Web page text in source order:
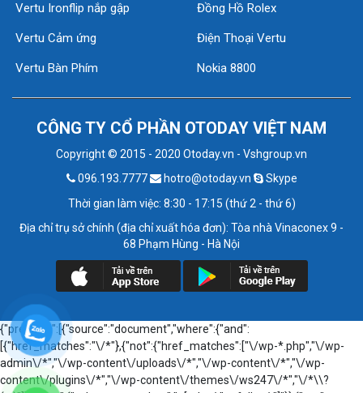
Vertu Ironflip nắp gập
Vertu Cảm ứng
Vertu Bàn Phím
Đồng Hồ Rolex
Điện Thoại Vertu
Nokia 8800
CÔNG TY CỔ PHẦN OTODAY VIỆT NAM
Copyright © 2015 - 2020 Otoday.vn - Vshgroup.vn
096.193.7777
hotro@otoday.vn
Skype
Thời gian làm việc: 8:30 - 17:15 (thứ 2 - thứ 6)
Địa chỉ trụ sở chính (địa chỉ xuất hóa đơn): Tòa nhà Vinaconex 9 -
68 Phạm Hùng - Hà Nội
{"prefetch":[{"source":"document","where":{"and":
[{"href_matches":"\/*"},{"not":{"href_matches":["\/wp-*.php","\/wp-
admin\/*","\/wp-content\/uploads\/*","\/wp-content\/*","\/wp-
content\/plugins\/*","\/wp-content\/themes\/ws247\/*","\/*\\?